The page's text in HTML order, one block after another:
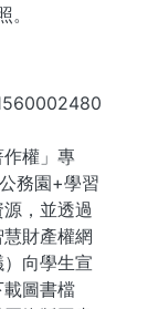
權」專
務園+學習
，並透過
財產權網
向學生宣
圖書檔